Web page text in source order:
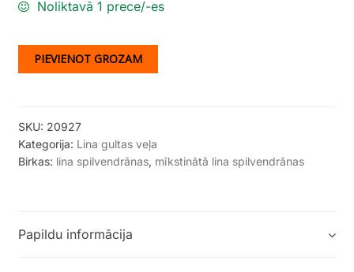
Noliktavā 1 prece/-es
PIEVIENOT GROZAM
SKU: 20927
Kategorija: Lina gultas veļa
Birkas: lina spilvendrānas, mīkstinātā lina spilvendrānas
Papildu informācija